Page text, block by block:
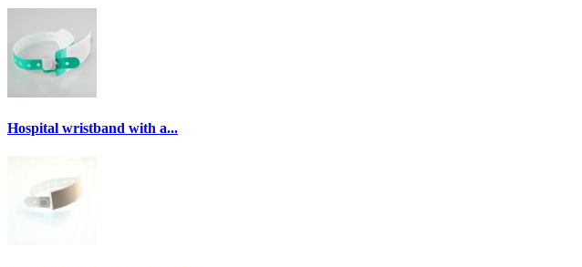
Hospital wristband with a...